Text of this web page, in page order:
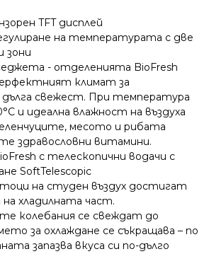
TFT дисплей
на температурата с две
зони
- oтделенията BioFresh
климат за
свежест. При температура
и идеална влажност на въздуха
месото и рибата
здравословни витамини.
с телескопични водачи с
SoftTelescopic
на студен въздух достигат
на хладилната част.
колебания се свеждат до
за охлаждане се съкращава – по
запазва вкуса си по-дълго